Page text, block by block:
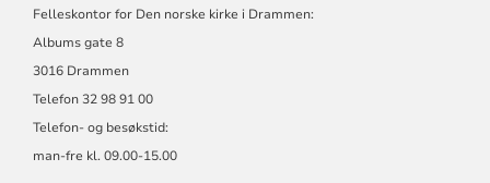
Felleskontor for Den norske kirke i Drammen:
Albums gate 8
3016 Drammen
Telefon 32 98 91 00
Telefon- og besøkstid:
man-fre kl. 09.00-15.00